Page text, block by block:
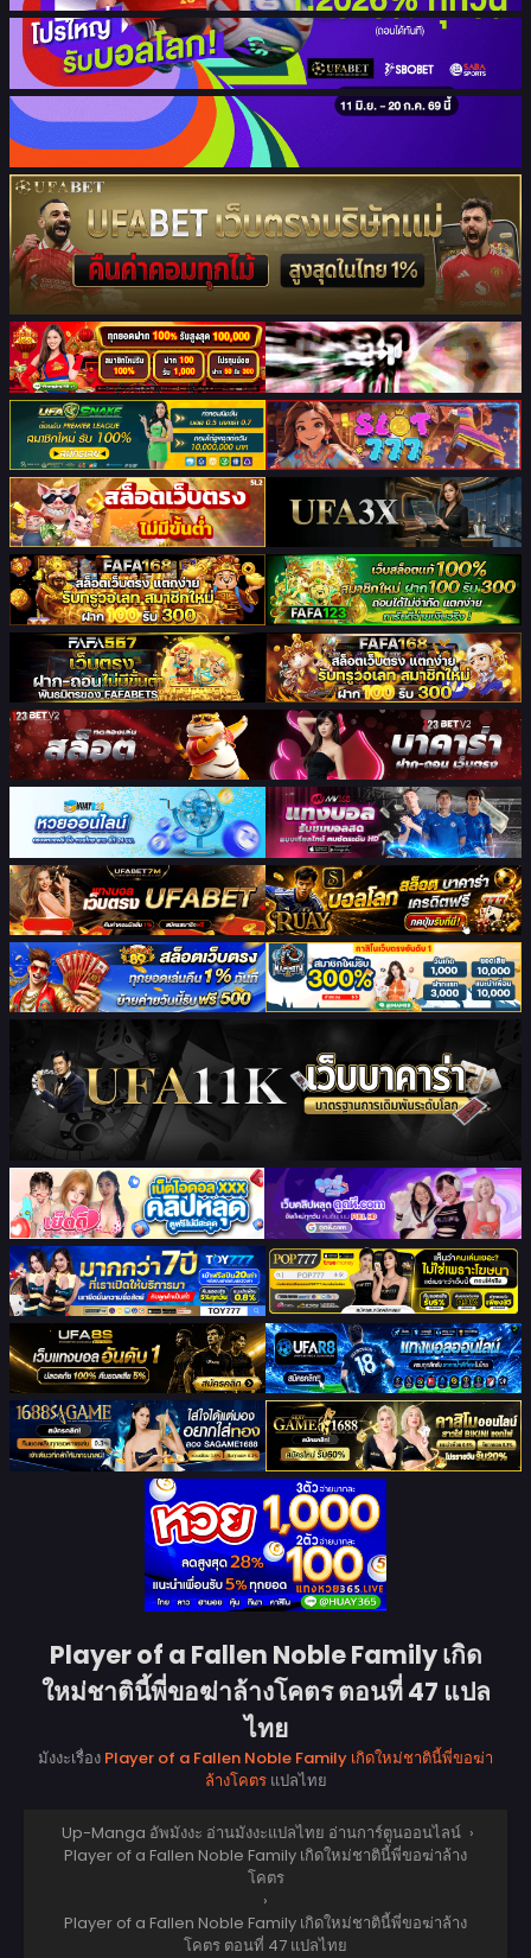
Player of a Fallen Noble Family เกิด
ใหม่ชาตินี้พี่ขอฆ่าล้างโคตร ตอนที่ 47 แปล
ไทย
มังงะเรื่อง Player of a Fallen Noble Family เกิดใหม่ชาตินี้พี่ขอฆ่า
ล้างโคตรแปลไทย
Up-Manga อัพมังงะ อ่านมังงะแปลไทย อ่านการ์ตูนออนไลน์ ›
Player of a Fallen Noble Family เกิดใหม่ชาตินี้พี่ขอฆ่าล้าง
โคตร
›
Player of a Fallen Noble Family เกิดใหม่ชาตินี้พี่ขอฆ่าล้าง
โคตร ตอนที่ 47 แปลไทย